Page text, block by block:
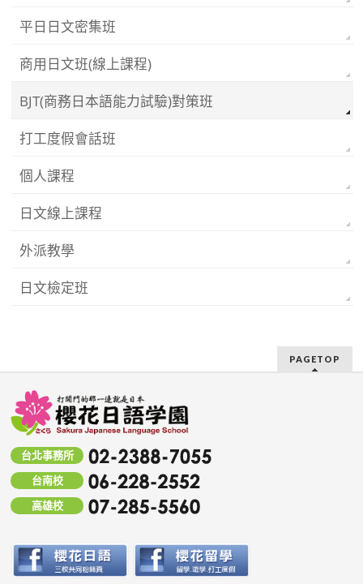
平日日文密集班
商用日文班(線上課程)
BJT(商務日本語能力試驗)對策班
打工度假會話班
個人課程
日文線上課程
外派教學
日文檢定班
PAGETOP
台北事務所
台南校
高雄校